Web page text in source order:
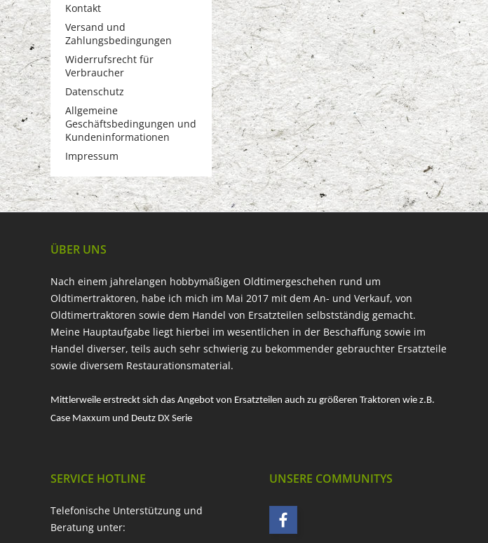
Kontakt
Versand und
Zahlungsbedingungen
Widerrufsrecht für
Verbraucher
Datenschutz
Allgemeine
Geschäftsbedingungen und
Kundeninformationen
Impressum
ÜBER UNS
Nach einem jahrelangen hobbymäßigen Oldtimergeschehen rund um
Oldtimertraktoren, habe ich mich im Mai 2017 mit dem An- und Verkauf, von
Oldtimertraktoren sowie dem Handel von Ersatzteilen selbstständig gemacht.
Meine Hauptaufgabe liegt hierbei im wesentlichen in der Beschaffung sowie im
Handel diverser, teils auch sehr schwierig zu bekommender gebrauchter Ersatzteile
sowie diversem Restaurationsmaterial.
Mittlerweile erstreckt sich das Angebot von Ersatzteilen auch zu größeren Traktoren wie z.B.
Case Maxxum und Deutz DX Serie
SERVICE HOTLINE
Telefonische Unterstützung und
Beratung unter:
UNSERE COMMUNITYS